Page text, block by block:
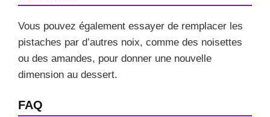
Vous pouvez également essayer de remplacer les
pistaches par d’autres noix, comme des noisettes
ou des amandes, pour donner une nouvelle
dimension au dessert.
FAQ